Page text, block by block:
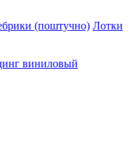
(поштучно) Лотки
виниловый